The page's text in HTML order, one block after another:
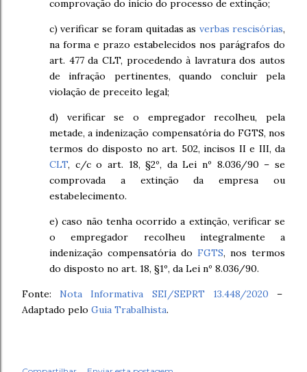
comprovação do início do processo de extinção;
c) verificar se foram quitadas as verbas rescisórias,
na forma e prazo estabelecidos nos parágrafos do
art. 477 da CLT, procedendo à lavratura dos autos
de infração pertinentes, quando concluir pela
violação de preceito legal;
d) verificar se o empregador recolheu, pela
metade, a indenização compensatória do FGTS, nos
termos do disposto no art. 502, incisos II e III, da
CLT, c/c o art. 18, §2º, da Lei nº 8.036/90 – se
comprovada a extinção da empresa ou
estabelecimento.
e) caso não tenha ocorrido a extinção, verificar se
o empregador recolheu integralmente a
indenização compensatória do FGTS, nos termos
do disposto no art. 18, §1º, da Lei nº 8.036/90.
Fonte:Nota Informativa SEI/SEPRT 13.448/2020 –
Adaptado pelo Guia Trabalhista.